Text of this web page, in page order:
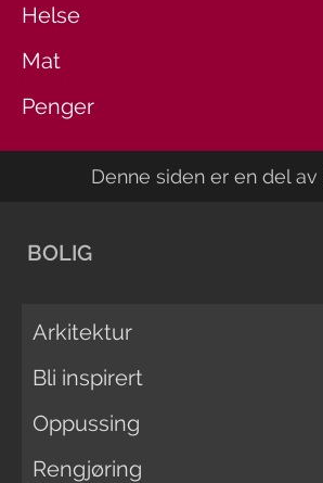
Helse
Mat
Penger
Denne siden er en del av
BOLIG
Arkitektur
Bli inspirert
Oppussing
Rengjøring